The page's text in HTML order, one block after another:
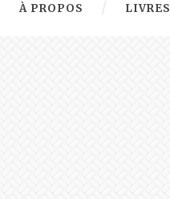
À PROPOS LIVRES